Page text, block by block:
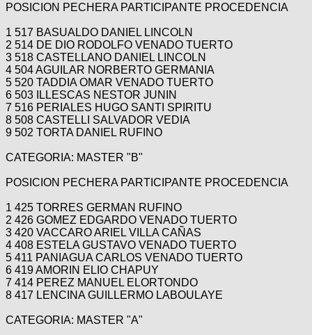
POSICION PECHERA PARTICIPANTE PROCEDENCIA
1 517 BASUALDO DANIEL LINCOLN
2 514 DE DIO RODOLFO VENADO TUERTO
3 518 CASTELLANO DANIEL LINCOLN
4 504 AGUILAR NORBERTO GERMANIA
5 520 TADDIA OMAR VENADO TUERTO
6 503 ILLESCAS NESTOR JUNIN
7 516 PERIALES HUGO SANTI SPIRITU
8 508 CASTELLI SALVADOR VEDIA
9 502 TORTA DANIEL RUFINO
CATEGORIA: MASTER "B"
POSICION PECHERA PARTICIPANTE PROCEDENCIA
1 425 TORRES GERMAN RUFINO
2 426 GOMEZ EDGARDO VENADO TUERTO
3 420 VACCARO ARIEL VILLA CAÑAS
4 408 ESTELA GUSTAVO VENADO TUERTO
5 411 PANIAGUA CARLOS VENADO TUERTO
6 419 AMORIN ELIO CHAPUY
7 414 PEREZ MANUEL ELORTONDO
8 417 LENCINA GUILLERMO LABOULAYE
CATEGORIA: MASTER "A"